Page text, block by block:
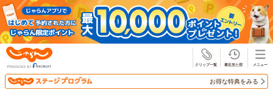
お得な特典をみる